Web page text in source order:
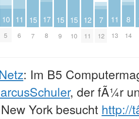
10
5
11
6
15
7
17
8
15
9
15
10
12
11
7
12
11
13
8
14
: Im B5
, der fÃ¼r
York besucht http://